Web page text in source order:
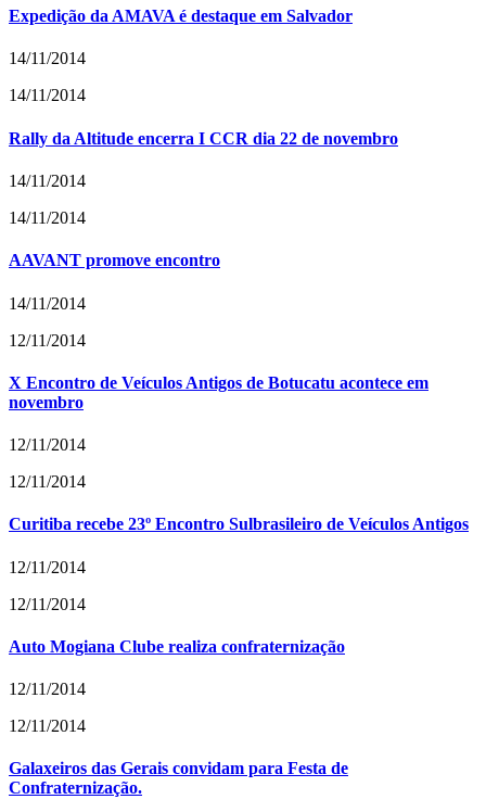
Expedição da AMAVA é destaque em Salvador
14/11/2014
14/11/2014
Rally da Altitude encerra I CCR dia 22 de novembro
14/11/2014
14/11/2014
AAVANT promove encontro
14/11/2014
12/11/2014
X Encontro de Veículos Antigos de Botucatu acontece em
novembro
12/11/2014
12/11/2014
Curitiba recebe 23º Encontro Sulbrasileiro de Veículos Antigos
12/11/2014
12/11/2014
Auto Mogiana Clube realiza confraternização
12/11/2014
12/11/2014
Galaxeiros das Gerais convidam para Festa de
Confraternização.